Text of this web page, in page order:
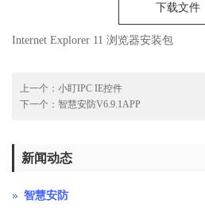
下载文件
Internet Explorer 11 浏览器安装包
上一个： 小盯IPC IE控件
下一个： 智慧安防V6.9.1APP
新闻动态
智慧安防